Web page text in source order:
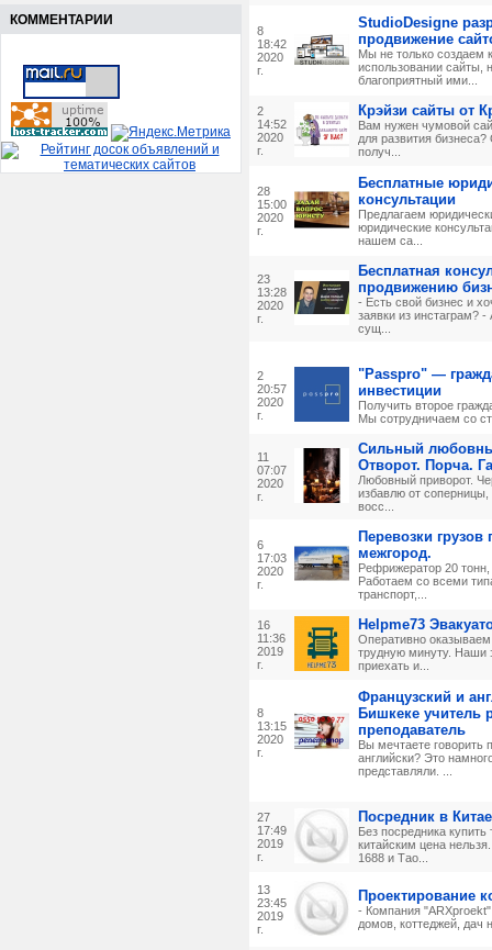
8
18:42
2020
г.
StudioDesigne
продвижение
Мы не только создаем
использовании сайты,
благоприятный ими...
2
14:52
2020
г.
Крэйзи сайты от
Вам нужен чумовой
для развития
получ...
28
15:00
2020
г.
Бесплатные
консультации
Предлагаем
юридические
нашем са...
23
13:28
2020
г.
Бесплатная
продвижению
- Есть свой бизнес и
заявки из инстаграм?
сущ...
2
20:57
2020
г.
"Passpro" —
инвестиции
Получить второе
Мы сотрудничаем со
11
07:07
2020
г.
Сильный
Отворот. Порча.
Любовный приворот.
избавлю от
восс...
6
17:03
2020
г.
Перевозки грузов
межгород.
Рефрижератор 20
Работаем со всеми
транспорт,...
16
11:36
2019
г.
Helpme73
Оперативно
трудную минуту. Наши
приехать и...
8
13:15
2020
г.
Французский и
Бишкеке учитель
преподаватель
Вы мечтаете говорить
английски? Это
представляли. ...
27
17:49
2019
г.
Посредник в Китае
Без посредника
китайским цена
1688 и Тао...
13
23:45
2019
г.
Проектирование
- Компания "ARXproekt"
домов, коттеджей, дач
КОММЕНТАРИИ